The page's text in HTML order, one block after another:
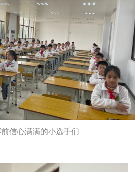
信心满满的小选手们